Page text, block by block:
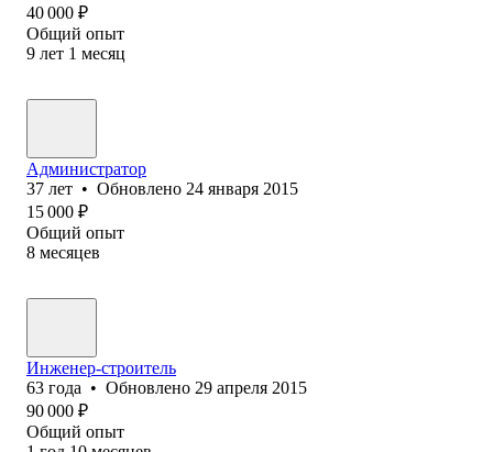
40 000 ₽
Общий опыт
9 лет 1 месяц
Администратор
37 лет • Обновлено 24 января 2015
15 000 ₽
Общий опыт
8 месяцев
Инженер-строитель
63 года • Обновлено 29 апреля 2015
90 000 ₽
Общий опыт